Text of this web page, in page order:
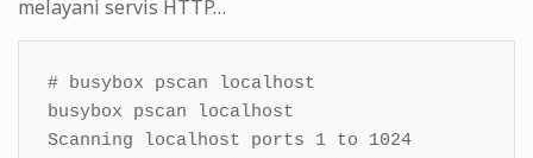
melayani servis HTTP…
# busybox pscan localhost
busybox pscan localhost
Scanning localhost ports 1 to 1024